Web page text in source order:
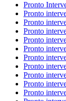
Pronto
Pronto
Pronto
Pronto
Pronto
Pronto
Pronto
Pronto
Pronto
Pronto
Pronto